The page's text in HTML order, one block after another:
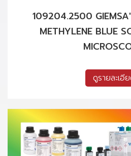
109204.2500
METHYLENE BLUE
ดูรายละเอี